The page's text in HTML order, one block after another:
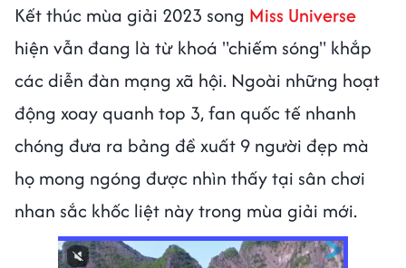
Kết thúc mùa giải 2023 song Miss Universe
hiện vẫn đang là từ khoá "chiếm sóng" khắp
các diễn đàn mạng xã hội. Ngoài những hoạt
động xoay quanh top 3, fan quốc tế nhanh
chóng đưa ra bảng đề xuất 9 người đẹp mà
họ mong ngóng được nhìn thấy tại sân chơi
nhan sắc khốc liệt này trong mùa giải mới.